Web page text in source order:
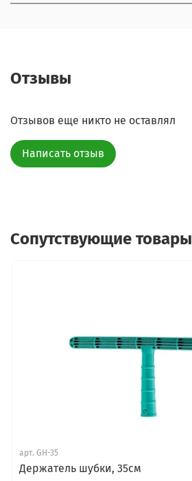
Отзывы
Отзывов еще никто не оставлял
Написать отзыв
Сопутствующие товары
арт. GH-35
Держатель шубки, 35см